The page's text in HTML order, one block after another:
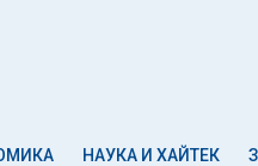
НАУКА И ХАЙТЕК